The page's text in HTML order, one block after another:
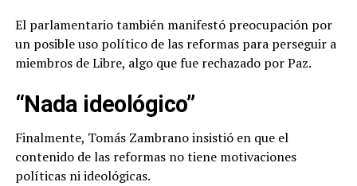
El parlamentario también manifestó preocupación por
un posible uso político de las reformas para perseguir a
miembros de Libre, algo que fue rechazado por Paz.
“Nada ideológico”
Finalmente, Tomás Zambrano insistió en que el
contenido de las reformas no tiene motivaciones
políticas ni ideológicas.